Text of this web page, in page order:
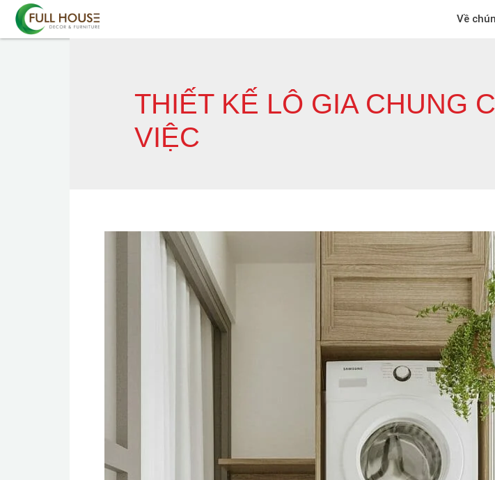
Về
THIẾT KẾ LÔ GIA CHUNG
VIỆC